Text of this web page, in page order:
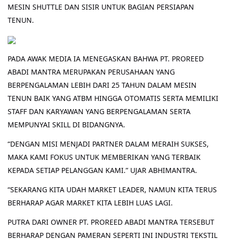
MESIN SHUTTLE DAN SISIR UNTUK BAGIAN PERSIAPAN
TENUN.
PADA AWAK MEDIA IA MENEGASKAN BAHWA PT. PROREED
ABADI MANTRA MERUPAKAN PERUSAHAAN YANG
BERPENGALAMAN LEBIH DARI 25 TAHUN DALAM MESIN
TENUN BAIK YANG ATBM HINGGA OTOMATIS SERTA MEMILIKI
STAFF DAN KARYAWAN YANG BERPENGALAMAN SERTA
MEMPUNYAI SKILL DI BIDANGNYA.
“DENGAN MISI MENJADI PARTNER DALAM MERAIH SUKSES,
MAKA KAMI FOKUS UNTUK MEMBERIKAN YANG TERBAIK
KEPADA SETIAP PELANGGAN KAMI.” UJAR ABHIMANTRA.
“SEKARANG KITA UDAH MARKET LEADER, NAMUN KITA TERUS
BERHARAP AGAR MARKET KITA LEBIH LUAS LAGI.
PUTRA DARI OWNER PT. PROREED ABADI MANTRA TERSEBUT
BERHARAP DENGAN PAMERAN SEPERTI INI INDUSTRI TEKSTIL